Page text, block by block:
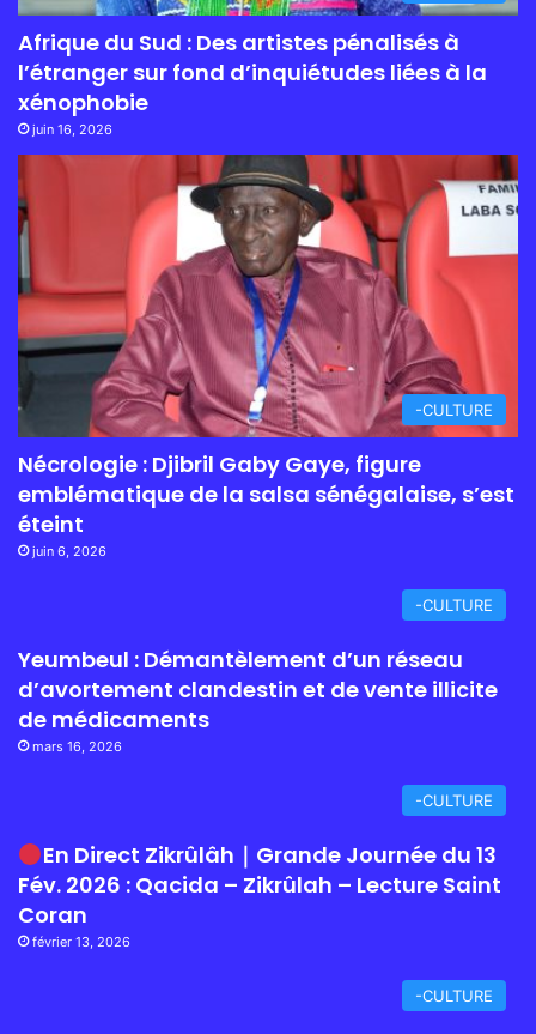
Afrique du Sud : Des artistes pénalisés à
l’étranger sur fond d’inquiétudes liées à la
xénophobie
juin 16, 2026
-CULTURE
Nécrologie : Djibril Gaby Gaye, figure
emblématique de la salsa sénégalaise, s’est
éteint
juin 6, 2026
-CULTURE
Yeumbeul : Démantèlement d’un réseau
d’avortement clandestin et de vente illicite
de médicaments
mars 16, 2026
-CULTURE
En Direct Zikrûlâh｜Grande Journée du 13
Fév. 2026 : Qacida – Zikrûlah – Lecture Saint
Coran
février 13, 2026
-CULTURE